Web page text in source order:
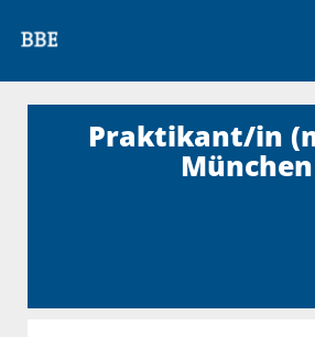
Praktikant/in
München